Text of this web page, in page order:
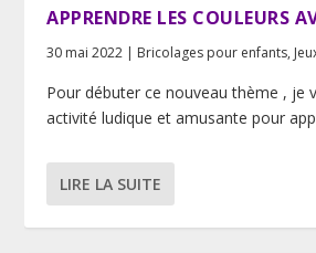
APPRENDRE LES COULEURS
30 mai 2022 | Bricolages pour enfants,
Pour débuter ce nouveau thème , je
activité ludique et amusante pour
LIRE LA SUITE